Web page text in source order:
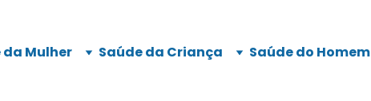
da Mulher Saúde da Criança Saúde do Homem